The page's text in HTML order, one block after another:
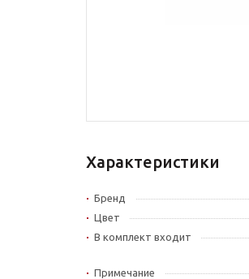
Характеристики
Бренд
Цвет
В комплект входит
Примечание